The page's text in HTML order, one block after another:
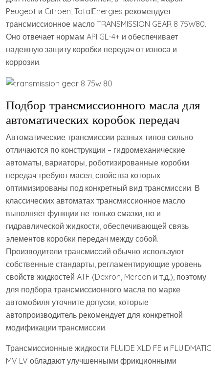
Peugeot и Citroen, TotalEnergies рекомендует
трансмиссионное масло TRANSMISSION GEAR 8 75W80.
Оно отвечает нормам API GL-4+ и обеспечивает
надежную защиту коробки передач от износа и
коррозии.
Подбор трансмиссионного масла для
автоматических коробок передач
Автоматические трансмиссии разных типов сильно
отличаются по конструкции – гидромеханические
автоматы, вариаторы, роботизированные коробки
передач требуют масел, свойства которых
оптимизированы под конкретный вид трансмиссии. В
классических автоматах трансмиссионное масло
выполняет функции не только смазки, но и
гидравлической жидкости, обеспечивающей связь
элементов коробки передач между собой.
Производители трансмиссий обычно используют
собственные стандарты, регламентирующие уровень
свойств жидкостей ATF (Dexron, Mercon и т.д.), поэтому
для подбора трансмиссионного масла по марке
автомобиля уточните допуски, которые
автопроизводитель рекомендует для конкретной
модификации трансмиссии.
Трансмиссионные жидкости FLUIDE XLD FE и FLUIDMATIC
MV LV обладают улучшенными фрикционными